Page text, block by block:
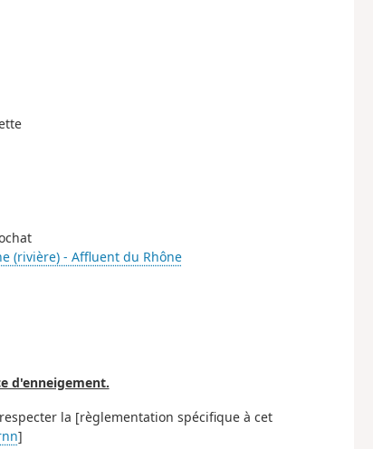
(rivière) - Affluent du Rhône
d'enneigement.
la [règlementation spécifique à cet
]